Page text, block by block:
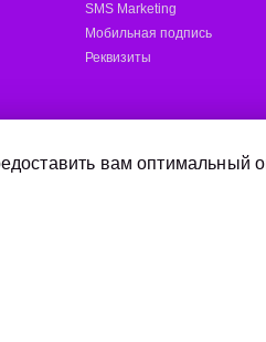
SMS Marketing
Мобильная подпись
Реквизиты
вам оптимальный